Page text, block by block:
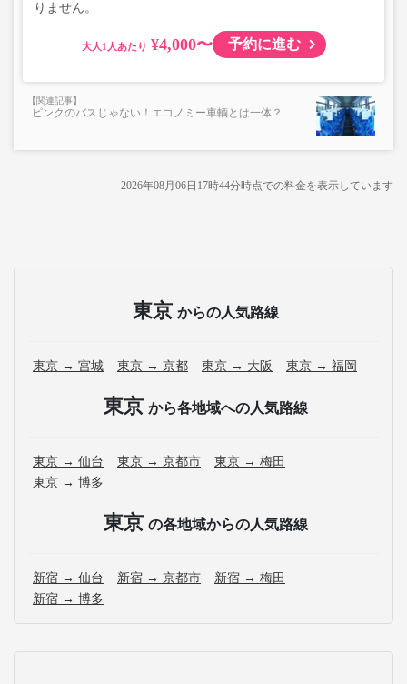
りません。
大人 ¥4,000〜 予約に進む
ピンクのバスじゃない！エコノミー車輌とは一体？
2026年08月06日17時44分時点での料金を表示しています
東京 からの人気路線
東京 → 宮城 東京 → 京都 東京 → 大阪 東京 → 福岡
東京 から各地域への人気路線
東京 → 仙台 東京 → 京都市
東京 → 梅田
東京 → 博多
東京 の各地域からの人気路線
新宿 → 仙台 新宿 → 京都市
新宿 → 梅田
新宿 → 博多